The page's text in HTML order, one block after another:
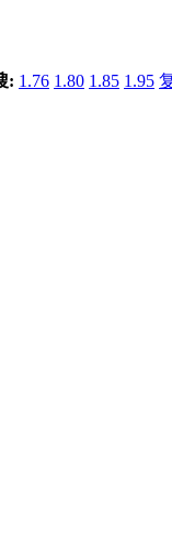
: 1.76 1.80 1.85 1.95